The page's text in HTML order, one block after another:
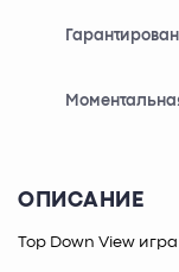
ОПИСАНИЕ
Top Down View игра